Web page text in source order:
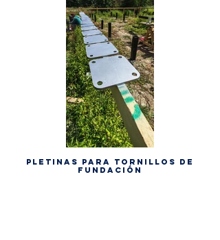
Pletinas para tornillos de
fundación